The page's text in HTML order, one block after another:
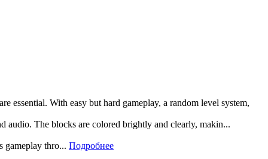
essential. With easy but hard gameplay, a random level system,
audio. The blocks are colored brightly and clearly, makin...
gameplay thro... Подробнее